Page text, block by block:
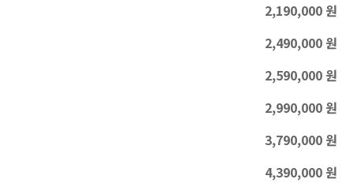
2,190,000 원
2,490,000 원
2,590,000 원
2,990,000 원
3,790,000 원
4,390,000 원